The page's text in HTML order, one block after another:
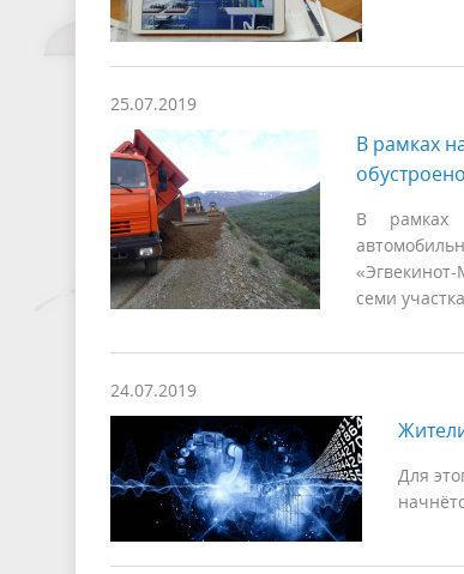
25.07.2019
В рамках
В рамках
семи
24.07.2019
Для